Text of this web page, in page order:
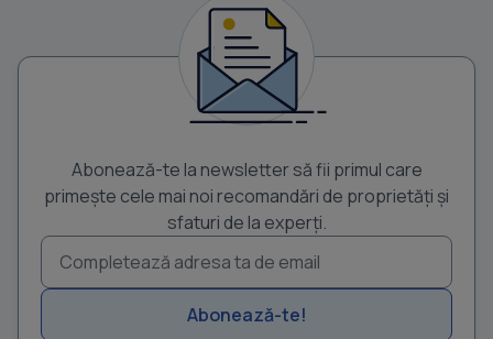
Abonează-te la newsletter să fii primul care
primește cele mai noi recomandări de proprietăți și
sfaturi de la experți.
Abonează-te!